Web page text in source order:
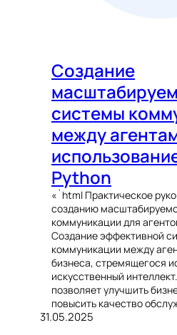
Создание
системы
между
Python
«`html Практическое
созданию
коммуникации для
Создание эффективной
коммуникации между
бизнеса, стремящегося
искусственный
позволяет улучшить
повысить качество
31.05.2025